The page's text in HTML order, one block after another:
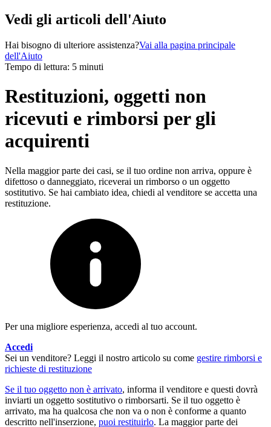
Vedi gli articoli dell'Aiuto
Hai bisogno di ulteriore assistenza?Vai alla pagina principale
dell'Aiuto
Tempo di lettura: 5 minuti
Restituzioni, oggetti non
ricevuti e rimborsi per gli
acquirenti
Nella maggior parte dei casi, se il tuo ordine non arriva, oppure è
difettoso o danneggiato, riceverai un rimborso o un oggetto
sostitutivo. Se hai cambiato idea, chiedi al venditore se accetta una
restituzione.
Per una migliore esperienza, accedi al tuo account.
Accedi
Sei un venditore? Leggi il nostro articolo su come gestire rimborsi e
richieste di restituzione
Se il tuo oggetto non è arrivato, informa il venditore e questi dovrà
inviarti un oggetto sostitutivo o rimborsarti. Se il tuo oggetto è
arrivato, ma ha qualcosa che non va o non è conforme a quanto
descritto nell'inserzione, puoi restituirlo. La maggior parte dei